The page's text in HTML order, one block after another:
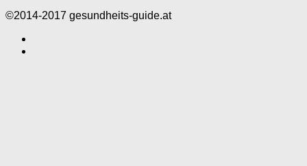
©2014-2017 gesundheits-guide.at